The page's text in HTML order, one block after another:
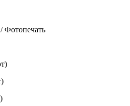
Фотопечать